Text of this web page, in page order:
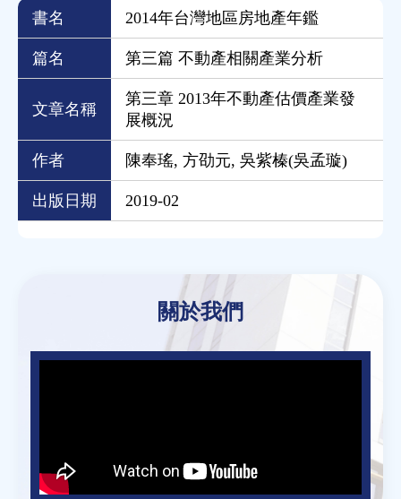
書名 2014年台灣地區房地產年鑑
篇名 第三篇 不動產相關產業分析
文章名稱
第三章 2013年不動產估價產業發
展概況
作者 陳奉瑤, 方劭元, 吳紫榛(吳孟璇)
出版日期 2019-02
關於我們